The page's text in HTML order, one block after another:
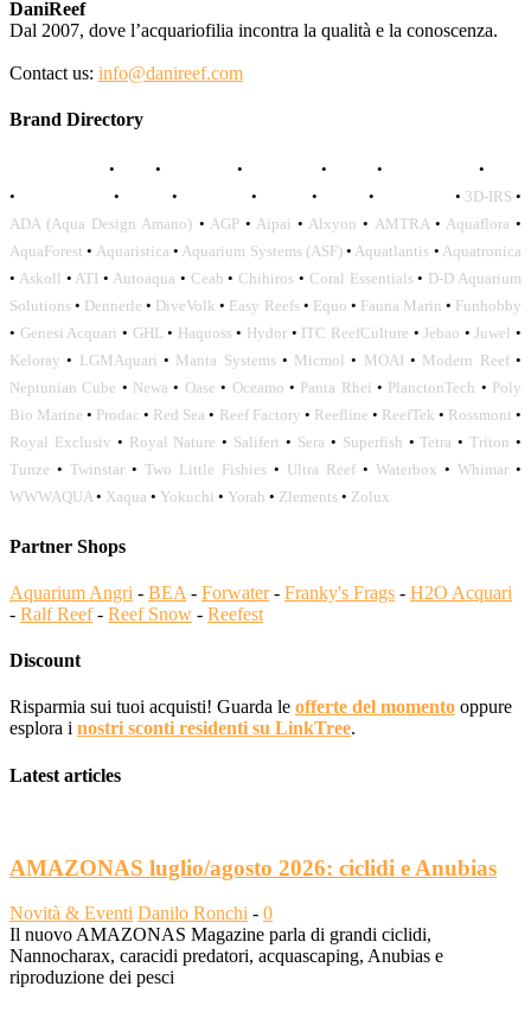
DaniReef
Dal 2007, dove l’acquariofilia incontra la qualità e la conoscenza.
Contact us: info@danireef.com
Brand Directory
• • • • • •
•
• • • • • • 3D-IRS •
ADA (Aqua Design Amano) • AGP• Aipai • Alxyon • AMTRA• Aquaflora •
AquaForest • Aquaristica • Aquarium Systems (ASF)• Aquatlantis • Aquatronica
• Askoll • ATI • Autoaqua • Ceab • Chihiros • Coral Essentials• D-D Aquarium
Solutions • Dennerle • DiveVolk • Easy Reefs• Equo • Fauna Marin • Funhobby
• Genesi Acquari • GHL • Haquoss• Hydor • ITC ReefCulture •Jebao •Juwel •
Keloray • LGMAquari • Manta Systems• Micmol • MOAI • Modern Reef•
Neptunian Cube • Newa • Oase • Oceamo • Panta Rhei • PlanctonTech • Poly
Bio Marine • Prodac • Red Sea • Reef Factory • Reefline • ReefTek • Rossmont •
Royal Exclusiv • Royal Nature • Salifert • Sera • Superfish •Tetra •Triton •
Tunze • Twinstar • Two Little Fishies • Ultra Reef • Waterbox • Whimar •
WWWAQUA• Xaqua • Yokuchi • Yorah • Zlements • Zolux
Partner Shops
Aquarium Angri - BEA - Forwater- Franky's Frags - H2O Acquari
- Ralf Reef- Reef Snow - Reefest
Discount
Risparmia sui tuoi acquisti! Guarda le offerte del momento oppure
esplora i nostri sconti residenti su LinkTree.
Latest articles
AMAZONAS luglio/agosto 2026: ciclidi e Anubias
Novità & Eventi Danilo Ronchi - 0
Il nuovo AMAZONAS Magazine parla di grandi ciclidi,
Nannocharax, caracidi predatori, acquascaping, Anubias e
riproduzione dei pesci